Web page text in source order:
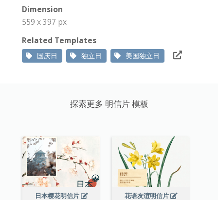
Dimension
559 x 397 px
Related Templates
国庆日 独立日 美国独立日
探索更多 明信片 模板
日本樱花明信片 花语友谊明信片